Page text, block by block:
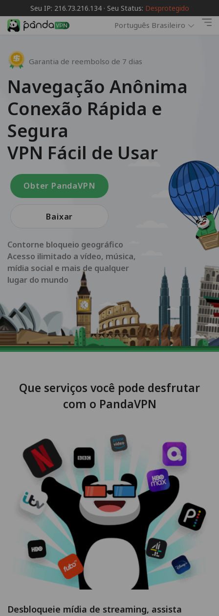
Seu IP: 216.73.216.134 · Seu Status: Desprotegido
Português Brasileiro
Garantia de reembolso de 7 dias
Navegação Anônima
Conexão Rápida e
Segura
VPN Fácil de Usar
Obter PandaVPN
Baixar
Contorne bloqueio geográfico
Acesso ilimitado a vídeo, música,
mídia social e mais de qualquer
lugar do mundo
Que serviços você pode desfrutar
com o PandaVPN
Desbloqueie mídia de streaming, assista